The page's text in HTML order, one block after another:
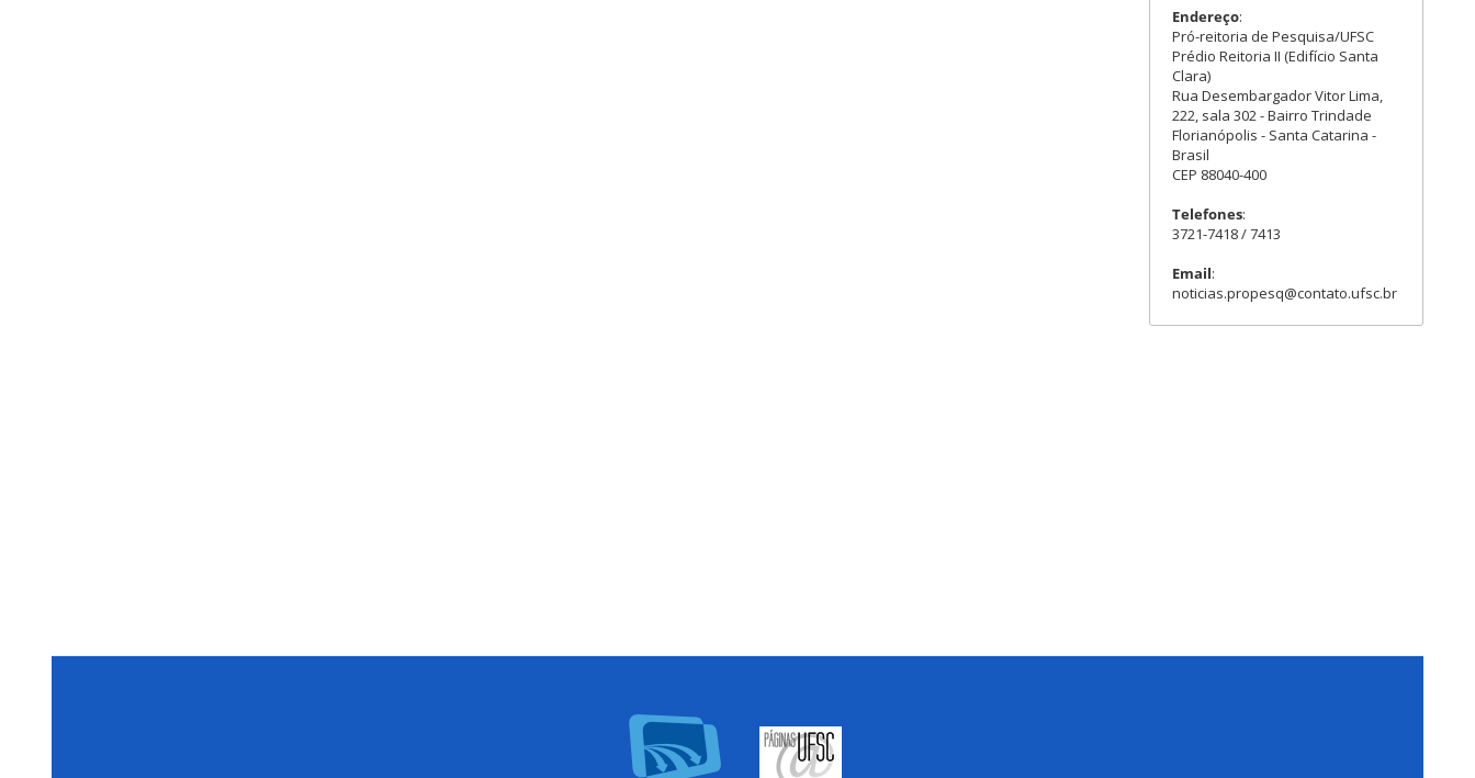
Endereço:
Pró-reitoria de Pesquisa/UFSC
Prédio Reitoria II (Edifício Santa
Clara)
Rua Desembargador Vitor Lima,
222, sala 302 - Bairro Trindade
Florianópolis - Santa Catarina -
Brasil
CEP 88040-400
Telefones:
3721-7418 / 7413
Email:
noticias.propesq@contato.ufsc.br